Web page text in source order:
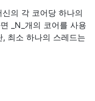
의 각 코어당 하나의
_N_개의 코어를 사용
최소 하나의 스레드는